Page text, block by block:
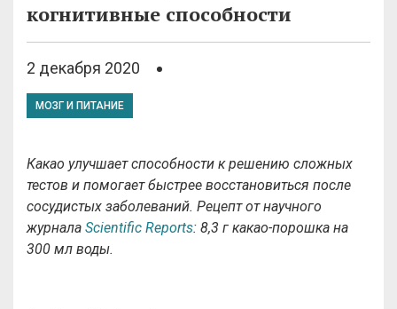
когнитивные способности
2 декабря 2020
МОЗГ И ПИТАНИЕ
Какао улучшает способности к решению сложных
тестов и помогает быстрее восстановиться после
сосудистых заболеваний. Рецепт от научного
журнала Scientific Reports: 8,3 г какао-порошка на
300 мл воды.